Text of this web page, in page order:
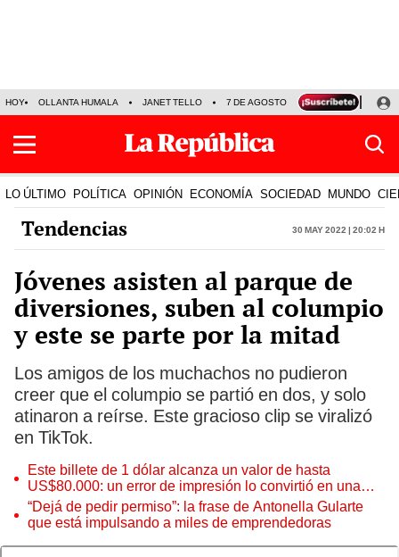
HOY OLLANTA HUMALA JANET TELLO 7 DE AGOSTO TINKA RESULTADOS
LO ÚLTIMO POLÍTICA OPINIÓN ECONOMÍA SOCIEDAD MUNDO
Tendencias 30 May 2022 | 20:02 h
Jóvenes asisten al parque de
diversiones, suben al columpio
y este se parte por la mitad
Los amigos de los muchachos no pudieron
creer que el columpio se partió en dos, y solo
atinaron a reírse. Este gracioso clip se viralizó
en TikTok.
Este billete de 1 dólar alcanza un valor de hasta
US$80.000: un error de impresión lo convirtió en una
pieza única que hoy buscan coleccionistas de todo el
mundo
“Dejá de pedir permiso”: la frase de Antonella Gularte
que está impulsando a miles de emprendedoras